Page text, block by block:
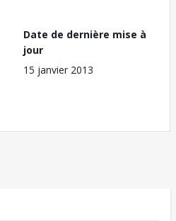
Date de dernière mise à
jour
15 janvier 2013